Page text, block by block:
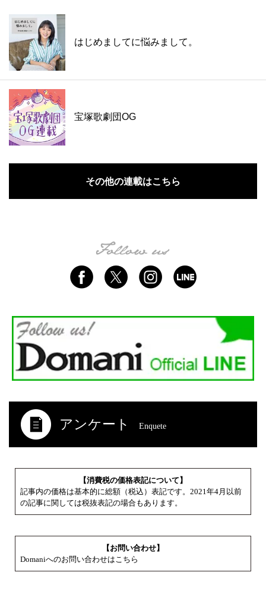
はじめましてに悩みまして。
宝塚歌劇団OG
その他の連載はこちら
アンケート Enquete
【消費税の価格表記について】
記事内の価格は基本的に総額（税込）表記です。2021年4月以前
の記事に関しては税抜表記の場合もあります。
【お問い合わせ】
Domaniへのお問い合わせはこちら